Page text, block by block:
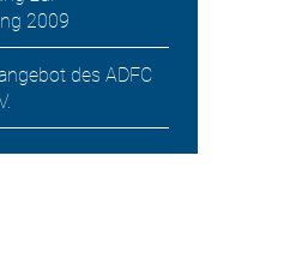
2009
des ADFC